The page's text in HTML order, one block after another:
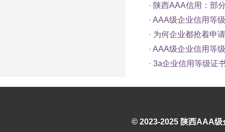
· 陕西AAA信用：部
· AAA级企业信用等
· 为何企业都抢着申
· AAA级企业信用等
· 3a企业信用等级证
© 2023-2025 陕西AAA级